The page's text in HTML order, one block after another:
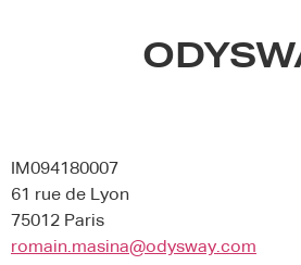
IM094180007
61 rue de Lyon
75012 Paris
romain.masina@odysway.com